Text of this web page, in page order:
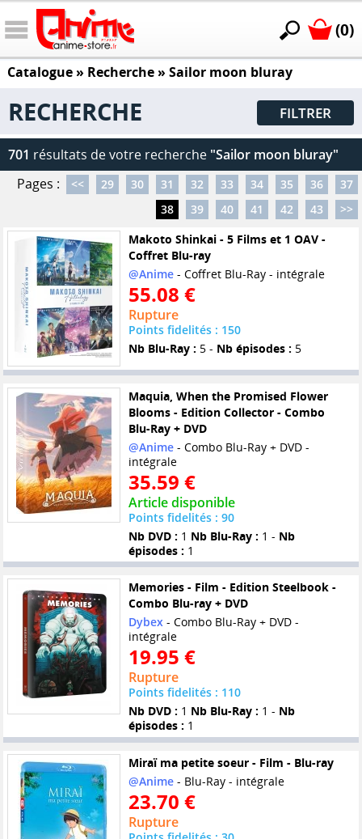
(0)
Catalogue» Recherche » Sailor moon bluray
RECHERCHE FILTRER
701 résultats de votre recherche "Sailor moon bluray"
Pages :
<< 29 30 31 32 33 34 35 36
37
38
39 40 41 42 43
>>
Makoto Shinkai - 5 Films et 1 OAV -
Coffret Blu-ray
@Anime- Coffret Blu-Ray - intégrale
55.08 €
Rupture
Points fidelités : 150
Nb Blu-Ray : 5 - Nb épisodes : 5
Maquia, When the Promised Flower
Blooms - Edition Collector - Combo
Blu-Ray + DVD
@Anime- Combo Blu-Ray + DVD -
intégrale
35.59 €
Article disponible
Points fidelités : 90
Nb DVD : 1 Nb Blu-Ray : 1 - Nb
épisodes : 1
Memories - Film - Edition Steelbook -
Combo Blu-ray + DVD
Dybex- Combo Blu-Ray + DVD -
intégrale
19.95 €
Rupture
Points fidelités : 110
Nb DVD : 1 Nb Blu-Ray : 1 - Nb
épisodes : 1
Miraï ma petite soeur - Film - Blu-ray
@Anime- Blu-Ray - intégrale
23.70 €
Rupture